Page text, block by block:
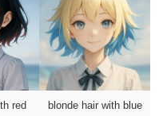
red
blonde hair with blue